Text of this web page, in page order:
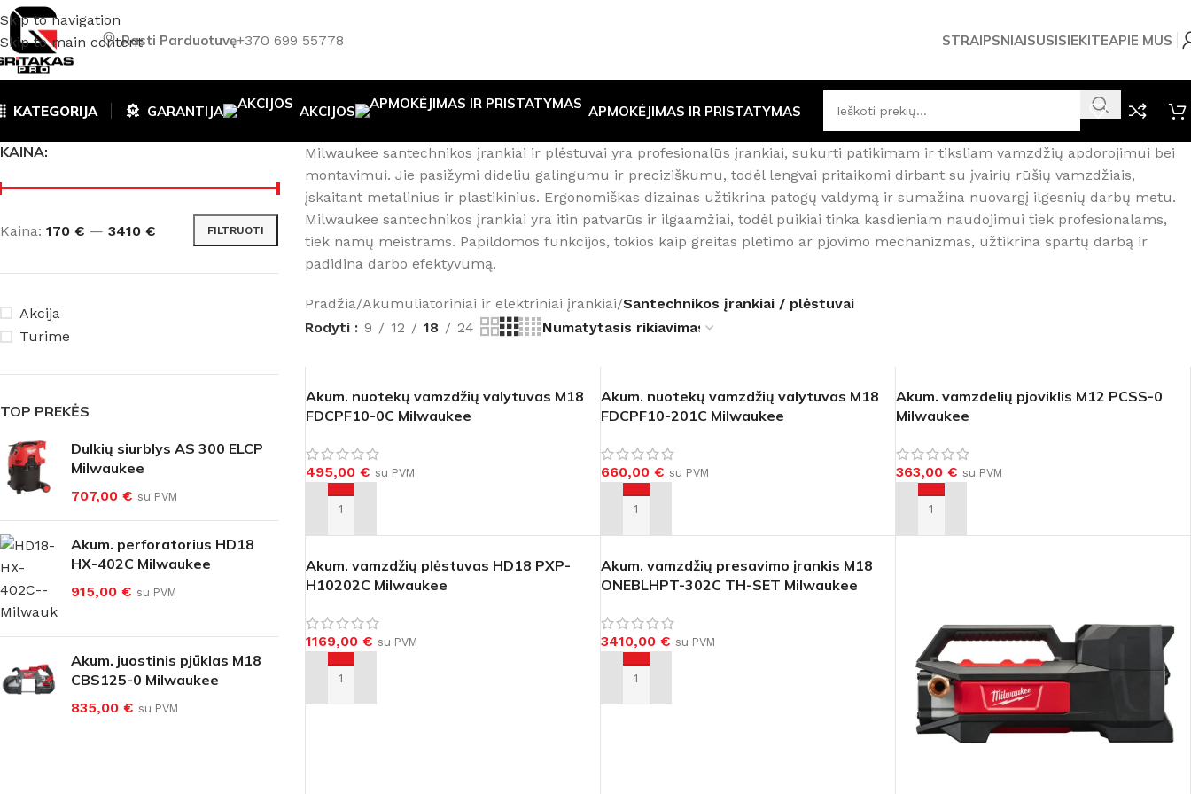
Skip to navigation
Skip to main contentRasti Parduotuvę+370 699 55778 STRAIPSNIAISUSISIEKITEAPIE MUS
KATEGORIJA GARANTIJA AKCIJOS APMOKĖJIMAS IR PRISTATYMAS
KAINA:
FILTRUOTI
Kaina: 170 € — 3410 €
Akcija
Turime
TOP PREKĖS
Dulkių siurblys AS 300 ELCP
Milwaukee
707,00 € su PVM
Akum. perforatorius HD18
HX-402C Milwaukee
915,00 € su PVM
Akum. juostinis pjūklas M18
CBS125-0 Milwaukee
835,00 € su PVM
Milwaukee santechnikos įrankiai ir plėstuvai yra profesionalūs įrankiai, sukurti patikimam ir tiksliam vamzdžių apdorojimui bei
montavimui. Jie pasižymi dideliu galingumu ir preciziškumu, todėl lengvai pritaikomi dirbant su įvairių rūšių vamzdžiais,
įskaitant metalinius ir plastikinius. Ergonomiškas dizainas užtikrina patogų valdymą ir sumažina nuovargį ilgesnių darbų metu.
Milwaukee santechnikos įrankiai yra itin patvarūs ir ilgaamžiai, todėl puikiai tinka kasdieniam naudojimui tiek profesionalams,
tiek namų meistrams. Papildomos funkcijos, tokios kaip greitas plėtimo ar pjovimo mechanizmas, užtikrina spartų darbą ir
padidina darbo efektyvumą.
Pradžia/Akumuliatoriniai ir elektriniai įrankiai/Santechnikos įrankiai / plėstuvai
Rodyti
9 12 18 24
Akum. nuotekų vamzdžių valytuvas M18
FDCPF10-0C Milwaukee
495,00 € su PVM
Į KREPŠELĮ
Akum. nuotekų vamzdžių valytuvas M18
FDCPF10-201C Milwaukee
660,00 € su PVM
Į KREPŠELĮ
Akum. vamzdelių pjoviklis M12 PCSS-0
Milwaukee
363,00 € su PVM
Į KREPŠELĮ
Akum. vamzdžių plėstuvas HD18 PXP-
H10202C Milwaukee
1169,00 € su PVM
Į KREPŠELĮ
Akum. vamzdžių presavimo įrankis M18
ONEBLHPT-302C TH-SET Milwaukee
3410,00 € su PVM
Į KREPŠELĮ